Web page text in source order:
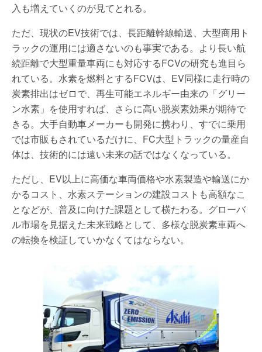
入も増えていくのが見てとれる。
ただ、現状のEV技術では、長距離幹線輸送、大型商用ト
ラックの運用には適さないのも事実である。より長い航
続距離で大型重量車両にも対応するFCVの研究も進目ら
れている。水素を燃料とするFCVは、EV同様に走行時の
炭素排出はゼロで、再生可能エネルギー由来の「グリー
ン水素」を使用すれば、さらに高い脱炭素効果が期待で
きる。大手自動車メーカーも開発に携わり、すでに乗用
では市販もされているだけに、FC大型トラックの量産自
体は、技術的には遠い未来の話ではなくなっている。
ただし、EV以上に高価な車両価格や水素製造や輸送にか
かるコスト、水素ステーションの建設コストも高額なこ
となどが、普及に向けた課題として横たわる。グローバ
ル市場を見据えた未来戦略として、多様な脱炭素車両へ
の転換を検証していかなくてはならない。